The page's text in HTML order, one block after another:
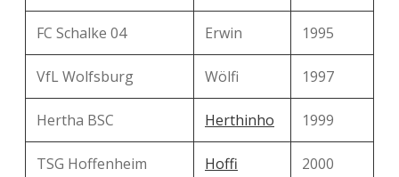
FC Schalke 04 Erwin 1995
VfL Wolfsburg Wölfi 1997
Hertha BSC Herthinho 1999
TSG Hoffenheim Hoffi 2000